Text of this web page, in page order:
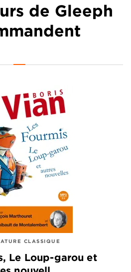
de Gleeph
CLASSIQUE
Le Loup-garou et